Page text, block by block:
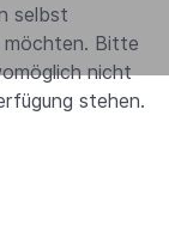
selbst
möchten. Bitte
nicht
stehen.